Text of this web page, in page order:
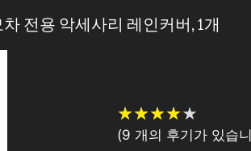
전용 악세사리 레인커버, 1개
★★★★★
★★★★★
(9 개의 후기가 있습